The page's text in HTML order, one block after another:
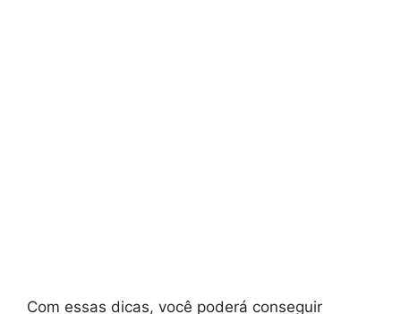
Com essas dicas, você poderá conseguir